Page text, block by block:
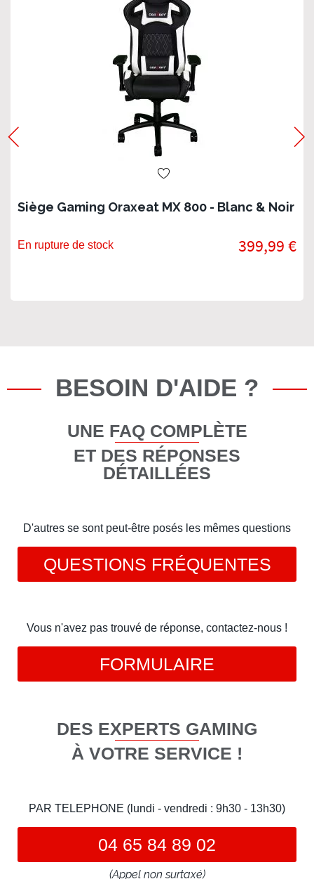
Siège Gaming Oraxeat MX 800 - Blanc & Noir
En rupture de stock 399,99 €
BESOIN D'AIDE ?
UNE FAQ COMPLÈTE
ET DES RÉPONSES
DÉTAILLÉES
D'autres se sont peut-être posés les mêmes questions
QUESTIONS FRÉQUENTES
Vous n'avez pas trouvé de réponse, contactez-nous !
FORMULAIRE
DES EXPERTS GAMING
À VOTRE SERVICE !
PAR TELEPHONE (lundi - vendredi : 9h30 - 13h30)
04 65 84 89 02
(Appel non surtaxé)